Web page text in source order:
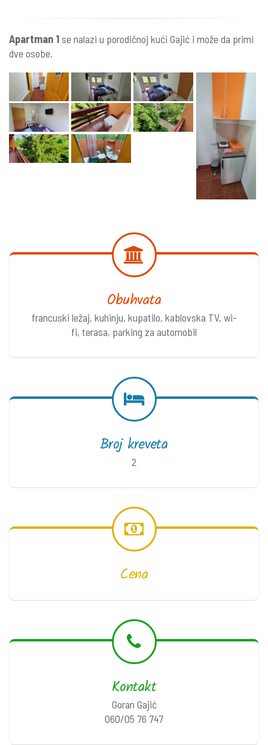
Apartman 1se nalazi u porodičnoj kući Gajić i može da primi
dve osobe.
Obuhvata
francuski ležaj, kuhinju, kupatilo, kablovska TV, wi-
fi, terasa, parking za automobil
Broj kreveta
2
Cena
Kontakt
Goran Gajić
060/05 76 747